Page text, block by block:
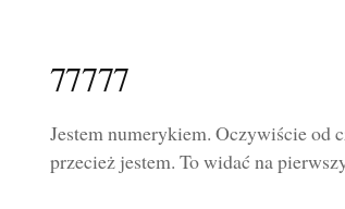
77777
Jestem numerykiem. Oczywiście od
przecież jestem. To widać na